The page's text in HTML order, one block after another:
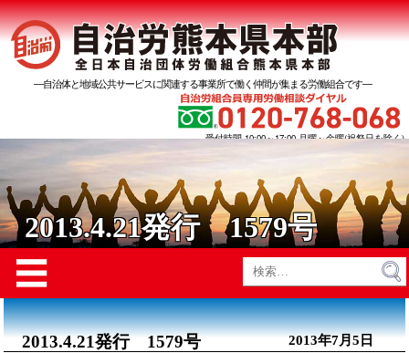
―自治体と地域公共サービスに関連する事業所で働く仲間が集まる労働組合です―
受付時間 10:00～17:00 月曜～金曜(祝祭日を除く)
2013.4.21発行 1579号
☰
検
索:
2013.4.21発行 1579号 2013年7月5日